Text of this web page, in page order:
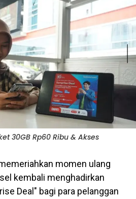
30GB Rp60 Ribu & Akses
momen ulang
kembali menghadirkan
Deal" bagi para pelanggan